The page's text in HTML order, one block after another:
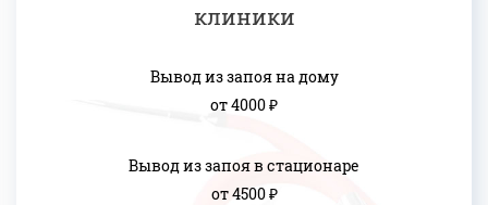
клиники
Вывод из запоя на дому
от 4000 ₽
Вывод из запоя в стационаре
от 4500 ₽